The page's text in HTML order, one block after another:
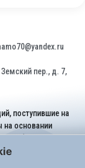
Земский пер., д. 7,
поступившие на
на основании
ФЗ. Обращения
(ЕПГУ)